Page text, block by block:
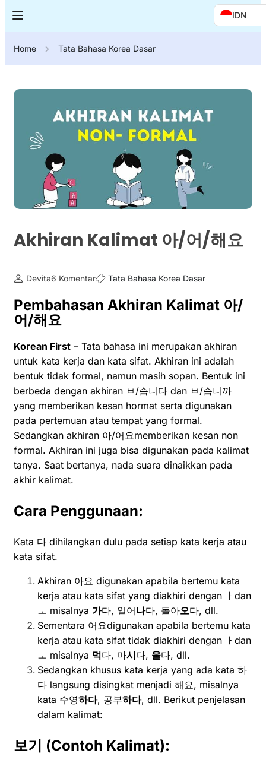
IDN
Home Tata Bahasa Korea Dasar
Akhiran Kalimat 아/어/해요
Devita6 Komentar Tata Bahasa Korea Dasar
Pembahasan Akhiran Kalimat 아/
어/해요
Korean First – Tata bahasa ini merupakan akhiran
untuk kata kerja dan kata sifat. Akhiran ini adalah
bentuk tidak formal, namun masih sopan. Bentuk ini
berbeda dengan akhiran ㅂ/습니다 dan ㅂ/습니까
yang memberikan kesan hormat serta digunakan
pada pertemuan atau tempat yang formal.
Sedangkan akhiran 아/어요memberikan kesan non
formal. Akhiran ini juga bisa digunakan pada kalimat
tanya. Saat bertanya, nada suara dinaikkan pada
akhir kalimat.
Cara Penggunaan:
Kata 다 dihilangkan dulu pada setiap kata kerja atau
kata sifat.
Akhiran 아요 digunakan apabila bertemu kata
kerja atau kata sifat yang diakhiri dengan ㅏdan
ㅗ misalnya 가다, 일어나다, 돌아오다, dll.
Sementara 어요digunakan apabila bertemu kata
kerja atau kata sifat tidak diakhiri dengan ㅏdan
ㅗ misalnya 먹다, 마시다, 울다, dll.
Sedangkan khusus kata kerja yang ada kata 하
다 langsung disingkat menjadi 해요, misalnya
kata 수영하다, 공부하다, dll. Berikut penjelasan
dalam kalimat:
보기 (Contoh Kalimat):